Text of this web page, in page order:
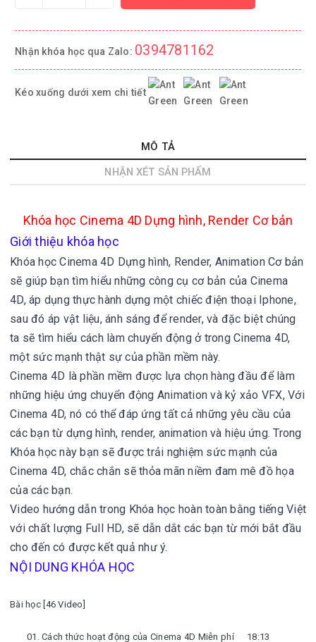
Nhận khóa học qua Zalo: 0394781162
Kéo xuống dưới xem chi tiết
MÔ TẢ
NHẬN XÉT SẢN PHẨM
Khóa học Cinema 4D Dựng hình, Render Cơ bản
Giới thiệu khóa học
Khóa học Cinema 4D Dựng hình, Render, Animation Cơ bản
sẽ giúp bạn tìm hiểu những công cụ cơ bản của Cinema
4D, áp dụng thực hành dựng một chiếc điện thoại Iphone,
sau đó áp vật liệu, ánh sáng để render, và đặc biệt chúng
ta sẽ tìm hiểu cách làm chuyển động ở trong Cinema 4D,
một sức mạnh thật sự của phần mềm này.
Cinema 4D là phần mềm được lựa chọn hàng đầu để làm
những hiệu ứng chuyển động Animation và kỷ xảo VFX, Với
Cinema 4D, nó có thể đáp ứng tất cả những yêu cầu của
các bạn từ dựng hình, render, animation và hiệu ứng. Trong
Khóa học này bạn sẽ được trải nghiệm sức mạnh của
Cinema 4D, chắc chắn sẽ thỏa mãn niềm đam mê đồ họa
của các bạn.
Video hướng dẫn trong Khóa học hoàn toàn bằng tiếng Việt
với chất lượng Full HD, sẽ dẫn dắt các bạn từ mới bắt đầu
cho đến có được kết quả như ý.
NỘI DUNG KHÓA HỌC
Bài học [46 Video]
01. Cách thức hoạt động của Cinema 4D Miễn phí 18:13